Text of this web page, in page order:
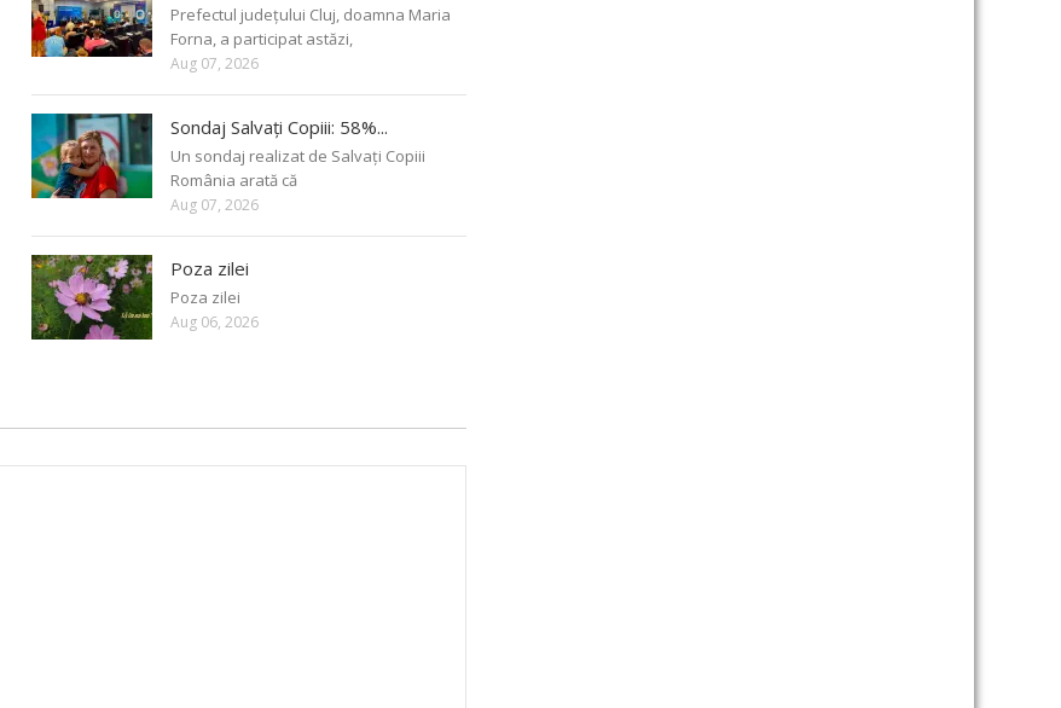
Prefectul județului Cluj, doamna Maria
Forna, a participat astăzi,
Aug 07, 2026
Sondaj Salvați Copiii: 58%...
Un sondaj realizat de Salvați Copiii
România arată că
Aug 07, 2026
Poza zilei
Poza zilei
Aug 06, 2026